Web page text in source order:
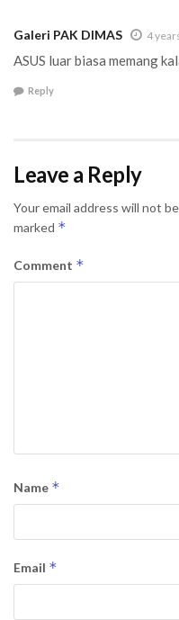
Galeri PAK DIMAS 4
ASUS luar biasa memang
Reply
Leave a Reply
Your email address will not
marked *
Comment *
Name *
Email *